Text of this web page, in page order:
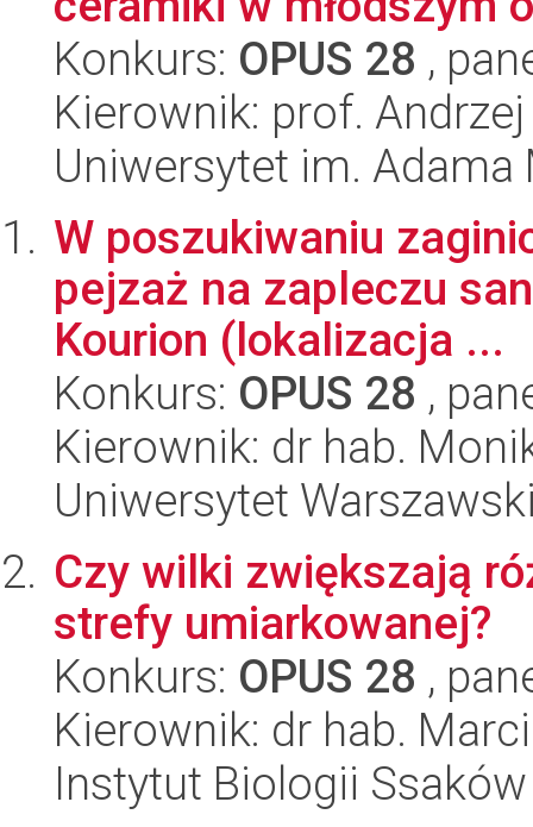
Konkurs: OPUS 28 ,
Kierownik: prof.
Uniwersytet im.
W poszukiwaniu
pejzaż na zapleczu
Kourion (lokalizacja ...
Konkurs: OPUS 28 ,
Kierownik: dr hab.
Uniwersytet
Czy wilki zwiększają
strefy umiarkowanej?
Konkurs: OPUS 28 ,
Kierownik: dr hab.
Instytut Biologii Ssaków